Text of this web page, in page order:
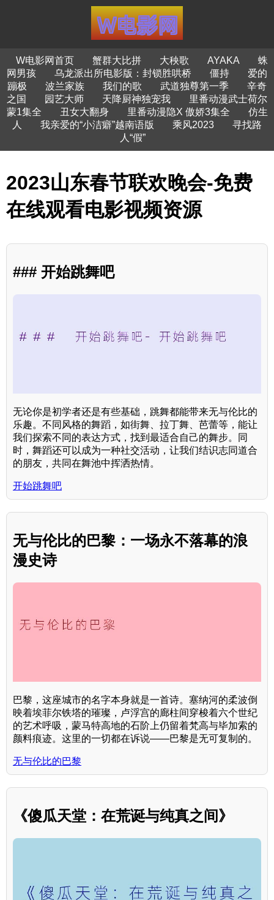
W电影网首页 蟹群大比拼 大秧歌 AYAKA
蛛
网男孩
乌龙派出所电影版：封锁胜哄桥 僵持
爱的
蹦极
波兰家族 我们的歌 武道独尊第一季
辛奇
之国
园艺大师 天降厨神独宠我
里番动漫武士荷尔
蒙1集全
丑女大翻身 里番动漫隐X 傲娇3集全
仿生
人
我亲爱的“小洁癖”越南语版 乘风2023
寻找路
人“假”
2023山东春节联欢晚会-免费
在线观看电影视频资源
### 开始跳舞吧
无论你是初学者还是有些基础，跳舞都能带来无与伦比的
乐趣。不同风格的舞蹈，如街舞、拉丁舞、芭蕾等，能让
我们探索不同的表达方式，找到最适合自己的舞步。同
时，舞蹈还可以成为一种社交活动，让我们结识志同道合
的朋友，共同在舞池中挥洒热情。
开始跳舞吧
无与伦比的巴黎：一场永不落幕的浪
漫史诗
巴黎，这座城市的名字本身就是一首诗。塞纳河的柔波倒
映着埃菲尔铁塔的璀璨，卢浮宫的廊柱间穿梭着六个世纪
的艺术呼吸，蒙马特高地的石阶上仍留着梵高与毕加索的
颜料痕迹。这里的一切都在诉说——巴黎是无可复制的。
无与伦比的巴黎
《傻瓜天堂：在荒诞与纯真之间》